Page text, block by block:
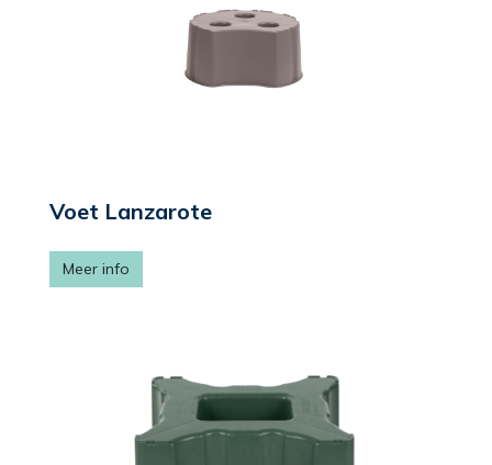
Voet Lanzarote
Meer info